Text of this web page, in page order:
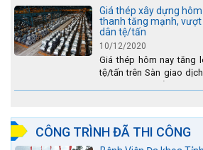
lũ....
Giá thép xây dựng
thanh tăng mạnh,
dân tệ/tấn
10/12/2020
Giá thép hôm nay tăng
tệ/tấn trên Sàn giao
CÔNG TRÌNH ĐÃ THI CÔNG